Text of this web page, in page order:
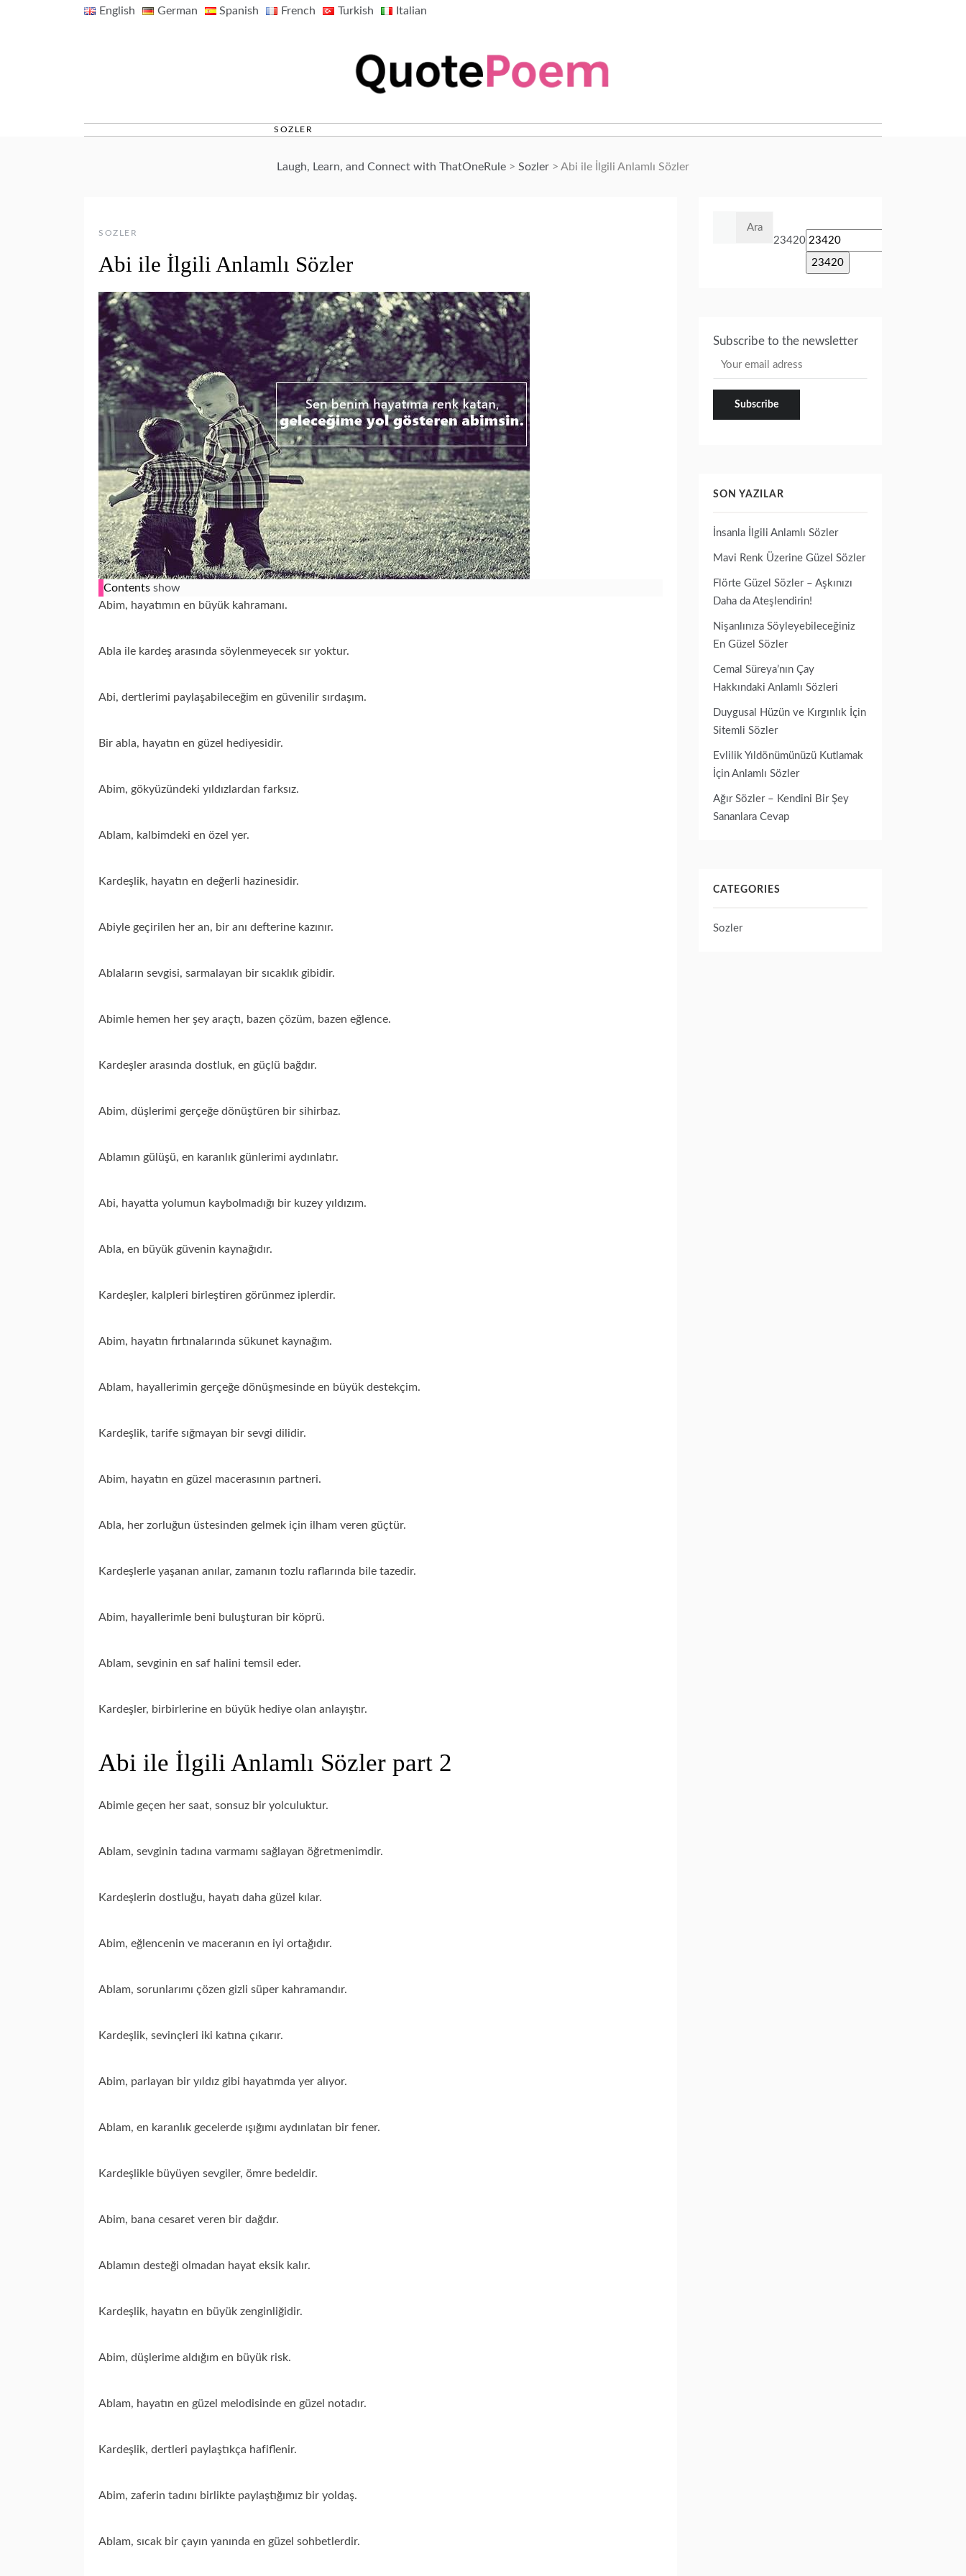
English German Spanish French Turkish Italian
SOZLER
Laugh, Learn, and Connect with ThatOneRule > Sozler > Abi ile İlgili Anlamlı Sözler
SOZLER
Abi ile İlgili Anlamlı Sözler
Contents show
Abim, hayatımın en büyük kahramanı.
Abla ile kardeş arasında söylenmeyecek sır yoktur.
Abi, dertlerimi paylaşabileceğim en güvenilir sırdaşım.
Bir abla, hayatın en güzel hediyesidir.
Abim, gökyüzündeki yıldızlardan farksız.
Ablam, kalbimdeki en özel yer.
Kardeşlik, hayatın en değerli hazinesidir.
Abiyle geçirilen her an, bir anı defterine kazınır.
Ablaların sevgisi, sarmalayan bir sıcaklık gibidir.
Abimle hemen her şey araçtı, bazen çözüm, bazen eğlence.
Kardeşler arasında dostluk, en güçlü bağdır.
Abim, düşlerimi gerçeğe dönüştüren bir sihirbaz.
Ablamın gülüşü, en karanlık günlerimi aydınlatır.
Abi, hayatta yolumun kaybolmadığı bir kuzey yıldızım.
Abla, en büyük güvenin kaynağıdır.
Kardeşler, kalpleri birleştiren görünmez iplerdir.
Abim, hayatın fırtınalarında sükunet kaynağım.
Ablam, hayallerimin gerçeğe dönüşmesinde en büyük destekçim.
Kardeşlik, tarife sığmayan bir sevgi dilidir.
Abim, hayatın en güzel macerasının partneri.
Abla, her zorluğun üstesinden gelmek için ilham veren güçtür.
Kardeşlerle yaşanan anılar, zamanın tozlu raflarında bile tazedir.
Abim, hayallerimle beni buluşturan bir köprü.
Ablam, sevginin en saf halini temsil eder.
Kardeşler, birbirlerine en büyük hediye olan anlayıştır.
Abi ile İlgili Anlamlı Sözler part 2
Abimle geçen her saat, sonsuz bir yolculuktur.
Ablam, sevginin tadına varmamı sağlayan öğretmenimdir.
Kardeşlerin dostluğu, hayatı daha güzel kılar.
Abim, eğlencenin ve maceranın en iyi ortağıdır.
Ablam, sorunlarımı çözen gizli süper kahramandır.
Kardeşlik, sevinçleri iki katına çıkarır.
Abim, parlayan bir yıldız gibi hayatımda yer alıyor.
Ablam, en karanlık gecelerde ışığımı aydınlatan bir fener.
Kardeşlikle büyüyen sevgiler, ömre bedeldir.
Abim, bana cesaret veren bir dağdır.
Ablamın desteği olmadan hayat eksik kalır.
Kardeşlik, hayatın en büyük zenginliğidir.
Abim, düşlerime aldığım en büyük risk.
Ablam, hayatın en güzel melodisinde en güzel notadır.
Kardeşlik, dertleri paylaştıkça hafiflenir.
Abim, zaferin tadını birlikte paylaştığımız bir yoldaş.
Ablam, sıcak bir çayın yanında en güzel sohbetlerdir.
23420
Subscribe to the newsletter
SON YAZILAR
İnsanla İlgili Anlamlı Sözler
Mavi Renk Üzerine Güzel Sözler
Flörte Güzel Sözler – Aşkınızı
Daha da Ateşlendirin!
Nişanlınıza Söyleyebileceğiniz
En Güzel Sözler
Cemal Süreya’nın Çay
Hakkındaki Anlamlı Sözleri
Duygusal Hüzün ve Kırgınlık İçin
Sitemli Sözler
Evlilik Yıldönümünüzü Kutlamak
İçin Anlamlı Sözler
Ağır Sözler – Kendini Bir Şey
Sananlara Cevap
CATEGORIES
Sozler